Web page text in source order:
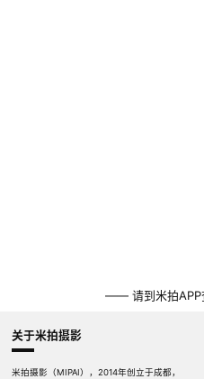
—— 请到米拍
关于米拍摄影
米拍摄影（MIPAI），2014年创立于成都，